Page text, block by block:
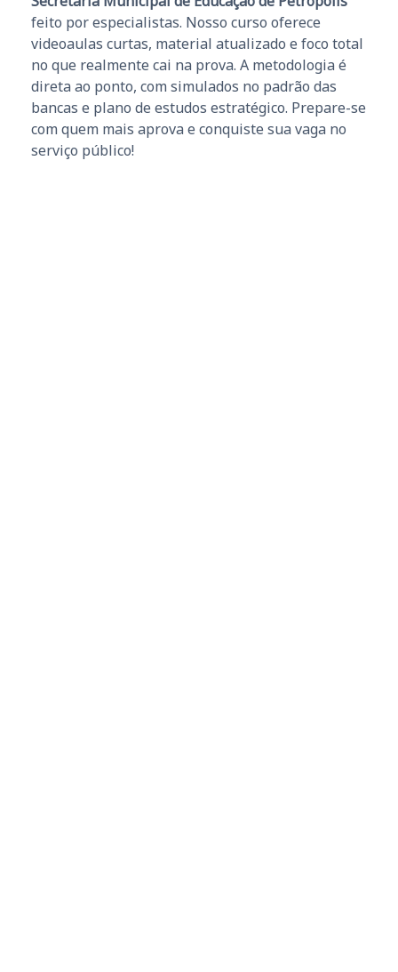
feito por especialistas. Nosso curso oferece
videoaulas curtas, material atualizado e foco total
no que realmente cai na prova. A metodologia é
direta ao ponto, com simulados no padrão das
bancas e plano de estudos estratégico. Prepare-se
com quem mais aprova e conquiste sua vaga no
serviço público!